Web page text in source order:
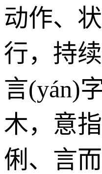
动作、
行，持
言(yán)
木，意
俐、言